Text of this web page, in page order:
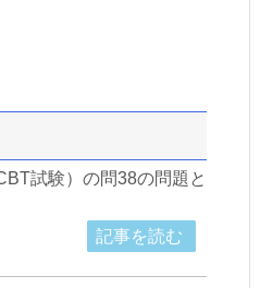
試験）の問38の問題と
記事を読む